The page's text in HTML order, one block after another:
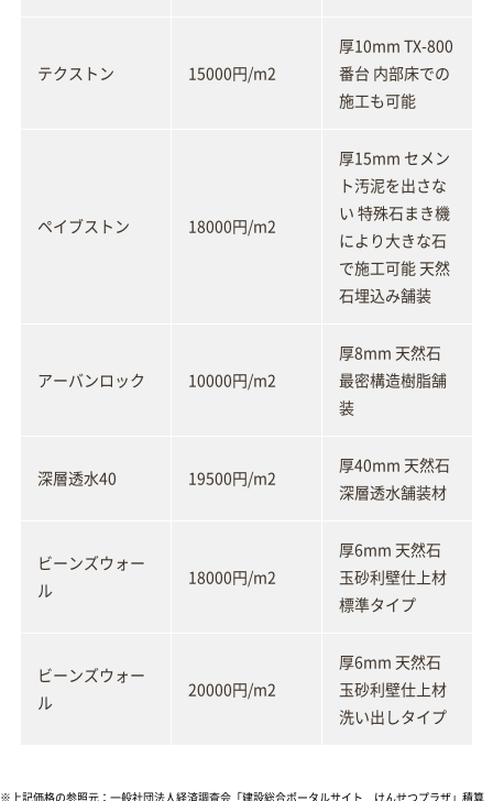
テクストン 15000円/m2
厚10mm TX-800
番台 内部床での
施工も可能
ペイブストン 18000円/m2
厚15mm セメン
ト汚泥を出さな
い 特殊石まき機
により大きな石
で施工可能 天然
石埋込み舗装
アーバンロック 10000円/m2
厚8mm 天然石
最密構造樹脂舗
装
深層透水40 19500円/m2
厚40mm 天然石
深層透水舗装材
ビーンズウォー
ル
18000円/m2
厚6mm 天然石
玉砂利壁仕上材
標準タイプ
ビーンズウォー
ル
20000円/m2
厚6mm 天然石
玉砂利壁仕上材
洗い出しタイプ
※上記価格の参照元：一般社団法人経済調査会「建設総合ポータルサイト けんせつプラザ」積算